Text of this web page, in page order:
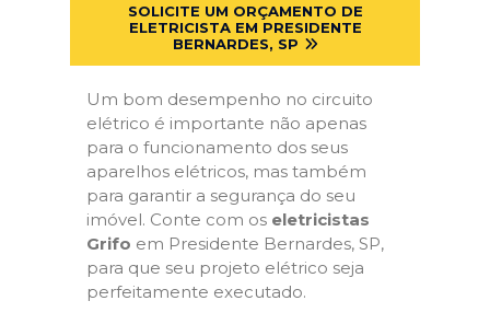
SOLICITE UM ORÇAMENTO DE
ELETRICISTA EM PRESIDENTE
BERNARDES, SP
Um bom desempenho no circuito
elétrico é importante não apenas
para o funcionamento dos seus
aparelhos elétricos, mas também
para garantir a segurança do seu
imóvel. Conte com os eletricistas
Grifo em Presidente Bernardes, SP,
para que seu projeto elétrico seja
perfeitamente executado.